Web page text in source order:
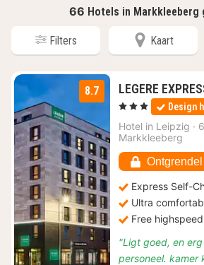
66 Hotels in Markkleeberg
Filters Kaart
8.7
LEGERE
1
nacht
vanaf
€
70,35
, 3 Sterren Design
Hotel in Leipzig ·
Markkleeberg
Express Self-
Ultra
Free
"Ligt goed, en
personeel. kamer